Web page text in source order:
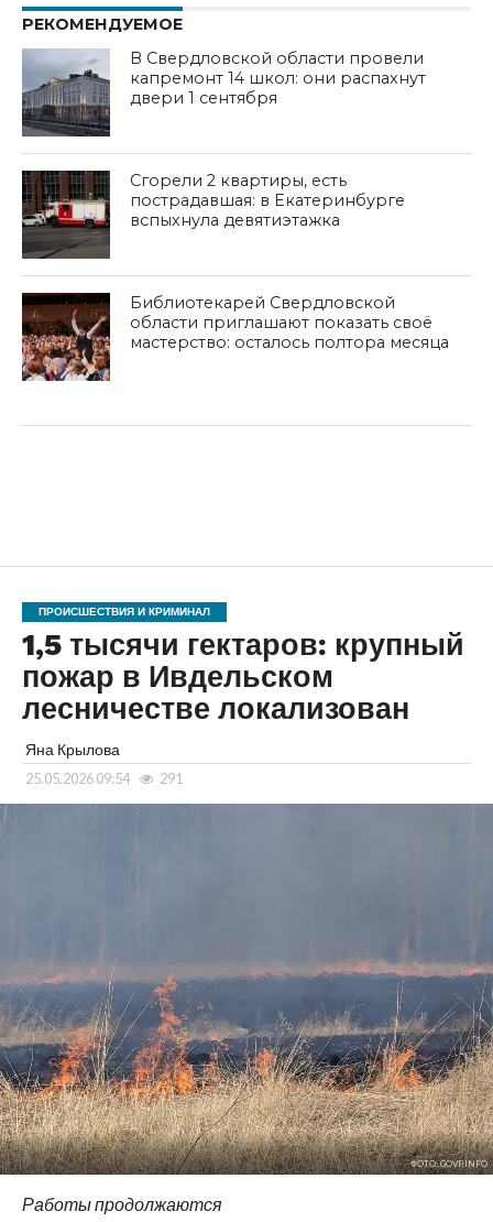
РЕКОМЕНДУЕМОЕ
В Свердловской области провели
капремонт 14 школ: они распахнут
двери 1 сентября
Сгорели 2 квартиры, есть
пострадавшая: в Екатеринбурге
вспыхнула девятиэтажка
Библиотекарей Свердловской
области приглашают показать своё
мастерство: осталось полтора месяца
ПРОИСШЕСТВИЯ И КРИМИНАЛ
1,5 тысячи гектаров: крупный
пожар в Ивдельском
лесничестве локализован
Яна Крылова
25.05.2026 09:54 291
ФОТО: GOVP.INFO
Работы продолжаются